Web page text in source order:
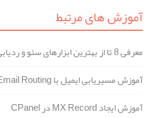
آموزش های مرتبط
معرفی 8 تا از بهترین ابزارهای سئو و ردیابی کلمات کلیدی
آموزش مسیریابی ایمیل با Email Routing در سی پنل
آموزش ایجاد MX Record در CPanel